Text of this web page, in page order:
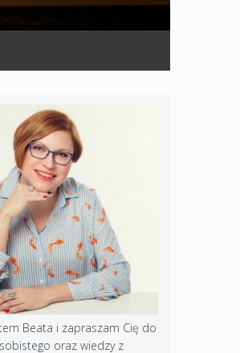
Beata i zapraszam Cię do
oraz wiedzy z